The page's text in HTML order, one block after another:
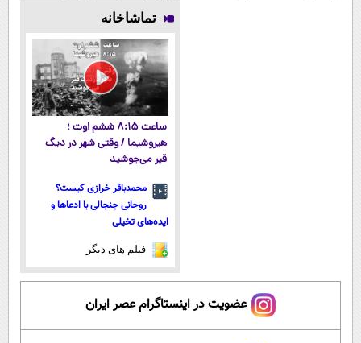
کند50%تخفیف تماشاخانه
ساعت ۸:۱۵ ششم اوت ؛
هیروشیما / وقتی شهر در دیگ
قیر می‌جوشید
محمدباقر خرازی کیست؟
روحانی جنجالی با ادعاها و
ایده‌های تخیلی
فیلم های دیگر
عضویت در اینستاگرام عصر ایران